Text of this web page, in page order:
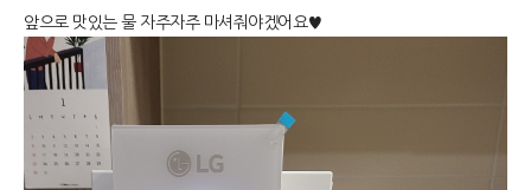
앞으로 맛있는 물 자주자주 마셔줘야겠어요♥